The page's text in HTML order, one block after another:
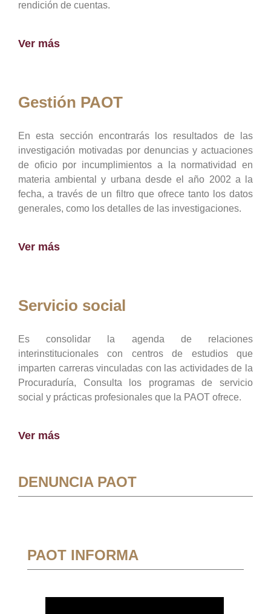
rendición de cuentas.
Ver más
Gestión PAOT
En esta sección encontrarás los resultados de las
investigación motivadas por denuncias y actuaciones
de oficio por incumplimientos a la normatividad en
materia ambiental y urbana desde el año 2002 a la
fecha, a través de un filtro que ofrece tanto los datos
generales, como los detalles de las investigaciones.
Ver más
Servicio social
Es consolidar la agenda de relaciones
interinstitucionales con centros de estudios que
imparten carreras vinculadas con las actividades de la
Procuraduría, Consulta los programas de servicio
social y prácticas profesionales que la PAOT ofrece.
Ver más
DENUNCIA PAOT
PAOT INFORMA